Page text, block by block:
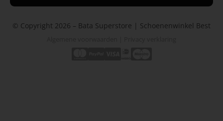
© Copyright 2026 – Bata Superstore | Schoenenwinkel Best